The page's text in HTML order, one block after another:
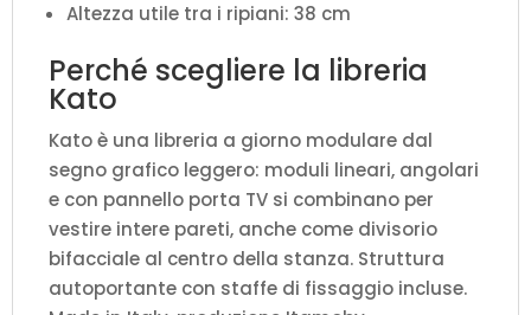
Altezza utile tra i ripiani: 38 cm
Perché scegliere la libreria
Kato
Kato è una libreria a giorno modulare dal
segno grafico leggero: moduli lineari, angolari
e con pannello porta TV si combinano per
vestire intere pareti, anche come divisorio
bifacciale al centro della stanza. Struttura
autoportante con staffe di fissaggio incluse.